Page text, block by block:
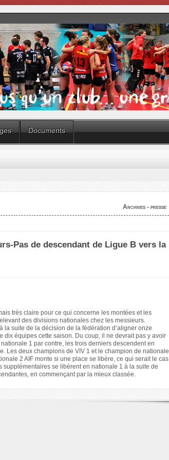
Documents
Archives - presse
Pas de descendant de Ligue B vers la
très claire pour ce qui concerne les montées et les
des divisions nationales chez les messieurs.
la suite de la décision de la fédération d’aligner onze
équipes cette saison. Du coup, il ne devrait pas y avoir
1 par contre, les trois derniers descendent en
Les deux champions de VIV 1 et le champion de nationale
2 AIF monte si une place se libère, ce qui serait le cas
se libèrent en nationale 1 à la suite de
en commençant par la mieux classée.